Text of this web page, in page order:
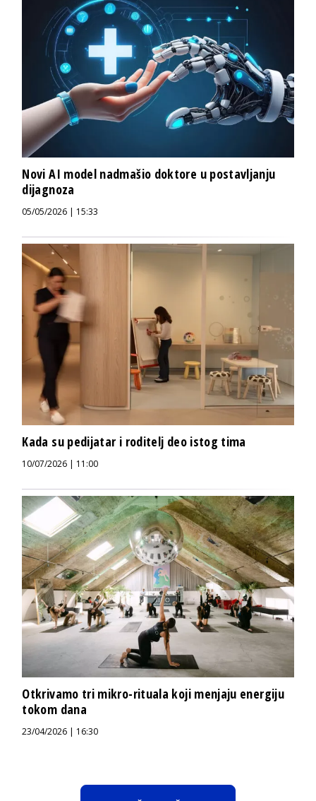
Novi AI model nadmašio doktore u postavljanju
dijagnoza
05/05/2026 | 15:33
Kada su pedijatar i roditelj deo istog tima
10/07/2026 | 11:00
Otkrivamo tri mikro-rituala koji menjaju energiju
tokom dana
23/04/2026 | 16:30